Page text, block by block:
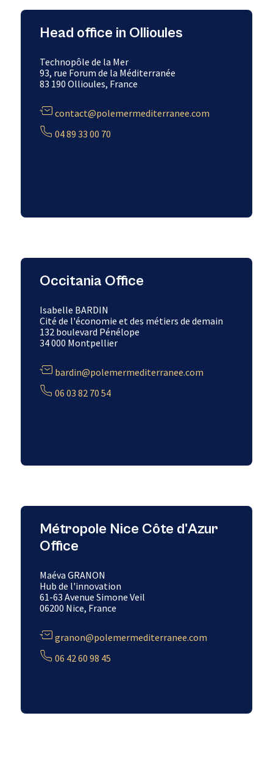
Head office in Ollioules
Technopôle de la Mer
93, rue Forum de la Méditerranée
83 190 Ollioules, France
contact@polemermediterranee.com
04 89 33 00 70
Occitania Office
Isabelle BARDIN
Cité de l'économie et des métiers de demain
132 boulevard Pénélope
34 000 Montpellier
bardin@polemermediterranee.com
06 03 82 70 54
Métropole Nice Côte d'Azur
Office
Maéva GRANON
Hub de l'innovation
61-63 Avenue Simone Veil
06200 Nice, France
granon@polemermediterranee.com
06 42 60 98 45